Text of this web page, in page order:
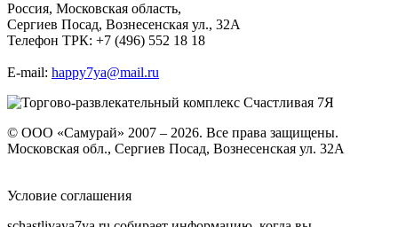
Россия, Московская область,
Сергиев Посад, Вознесенская ул., 32А
Телефон ТРК: +7 (496) 552 18 18
E-mail: happy7ya@mail.ru
© ООО «Самурай» 2007 – 2026. Все права защищены.
Московская обл., Сергиев Посад, Вознесенская ул. 32А
Условие соглашения